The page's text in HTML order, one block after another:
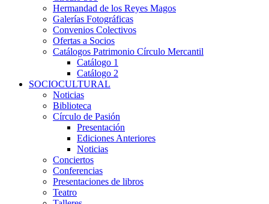
Hermandad de los Reyes Magos
Galerías Fotográficas
Convenios Colectivos
Ofertas a Socios
Catálogos Patrimonio Círculo Mercantil
Catálogo 1
Catálogo 2
SOCIOCULTURAL
Noticias
Biblioteca
Círculo de Pasión
Presentación
Ediciones Anteriores
Noticias
Conciertos
Conferencias
Presentaciones de libros
Teatro